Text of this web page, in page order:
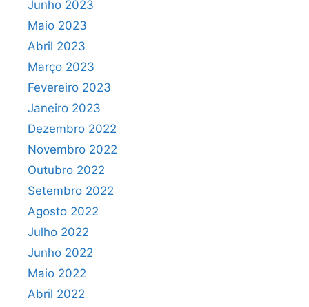
Junho 2023
Maio 2023
Abril 2023
Março 2023
Fevereiro 2023
Janeiro 2023
Dezembro 2022
Novembro 2022
Outubro 2022
Setembro 2022
Agosto 2022
Julho 2022
Junho 2022
Maio 2022
Abril 2022